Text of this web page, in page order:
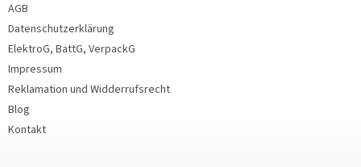
AGB
Datenschutzerklärung
ElektroG, BattG, VerpackG
Impressum
Reklamation und Widderrufsrecht
Blog
Kontakt